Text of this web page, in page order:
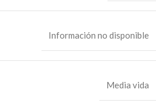
Información no disponible
Media vida